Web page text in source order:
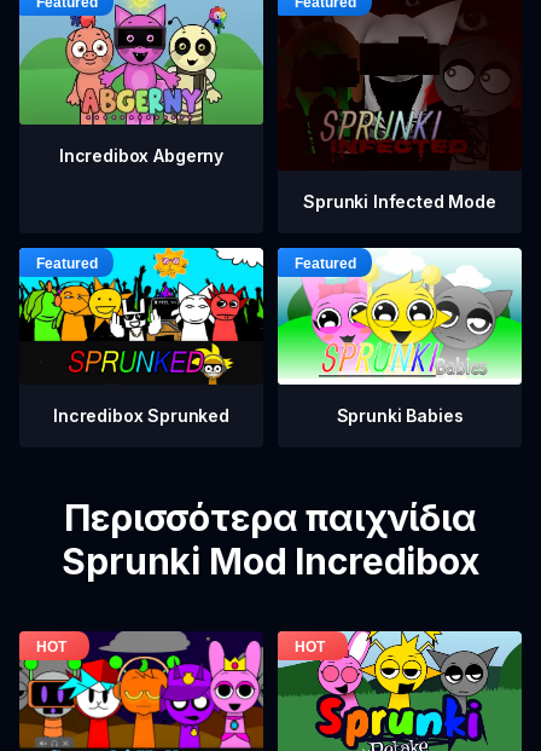
Incredibox Abgerny
Sprunki Infected Mode
Incredibox Sprunked Sprunki Babies
Περισσότερα παιχνίδια
Sprunki Mod Incredibox